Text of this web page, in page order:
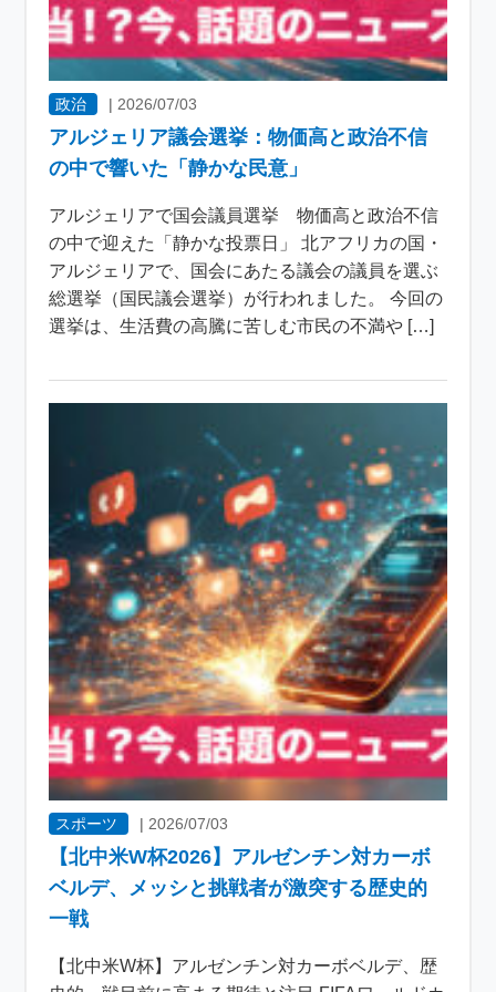
政治 |2026/07/03
アルジェリア議会選挙：物価高と政治不信
の中で響いた「静かな民意」
アルジェリアで国会議員選挙 物価高と政治不信
の中で迎えた「静かな投票日」 北アフリカの国・
アルジェリアで、国会にあたる議会の議員を選ぶ
総選挙（国民議会選挙）が行われました。 今回の
選挙は、生活費の高騰に苦しむ市民の不満や […]
スポーツ |2026/07/03
【北中米W杯2026】アルゼンチン対カーボ
ベルデ、メッシと挑戦者が激突する歴史的
一戦
【北中米W杯】アルゼンチン対カーボベルデ、歴